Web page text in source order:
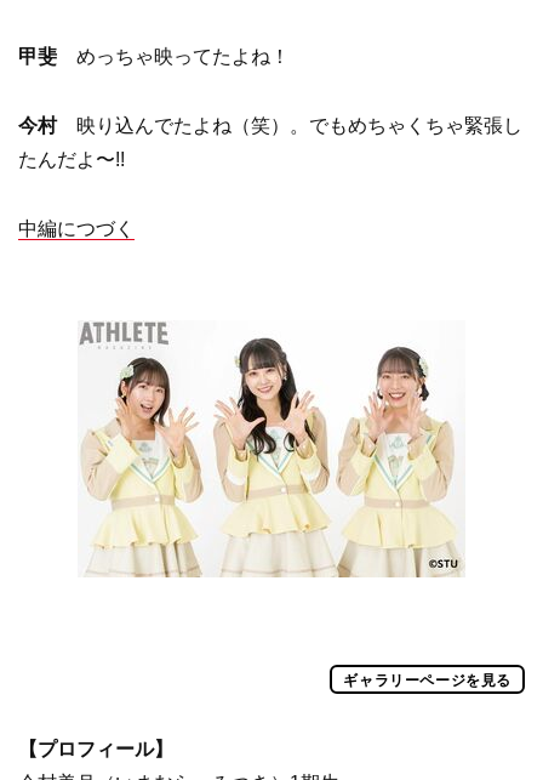
甲斐 めっちゃ映ってたよね！
今村 映り込んでたよね（笑）。でもめちゃくちゃ緊張し
たんだよ〜!!
中編につづく
ギャラリーページを見る
【プロフィール】